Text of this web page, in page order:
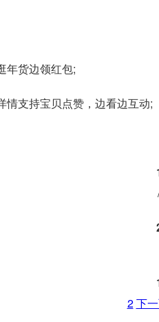
年货边领红包;
情支持宝贝点赞，边看边互动;
2下